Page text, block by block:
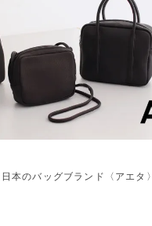
本のバッグブランド〈アエタ〉